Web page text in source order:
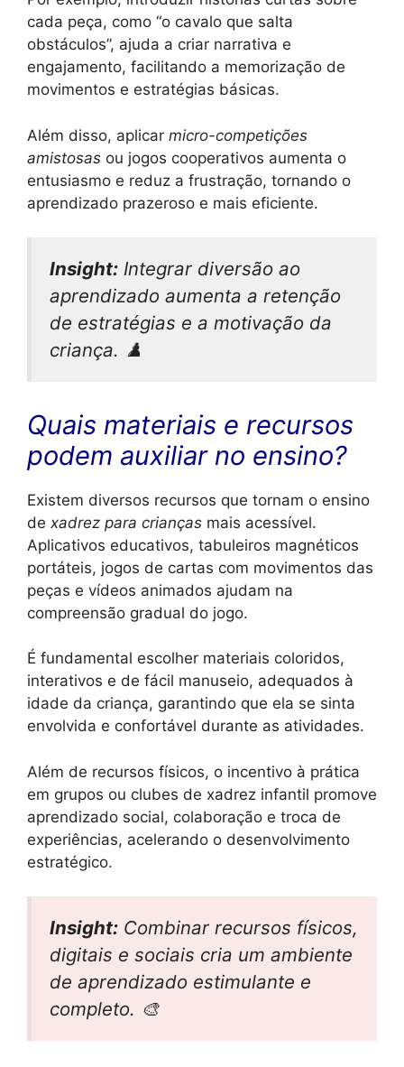
cada peça, como “o cavalo que salta
obstáculos”, ajuda a criar narrativa e
engajamento, facilitando a memorização de
movimentos e estratégias básicas.
Além disso, aplicar micro-competições
amistosas ou jogos cooperativos aumenta o
entusiasmo e reduz a frustração, tornando o
aprendizado prazeroso e mais eficiente.
Insight: Integrar diversão ao
aprendizado aumenta a retenção
de estratégias e a motivação da
criança. ♟️
Quais materiais e recursos
podem auxiliar no ensino?
Existem diversos recursos que tornam o ensino
de xadrez para crianças mais acessível.
Aplicativos educativos, tabuleiros magnéticos
portáteis, jogos de cartas com movimentos das
peças e vídeos animados ajudam na
compreensão gradual do jogo.
É fundamental escolher materiais coloridos,
interativos e de fácil manuseio, adequados à
idade da criança, garantindo que ela se sinta
envolvida e confortável durante as atividades.
Além de recursos físicos, o incentivo à prática
em grupos ou clubes de xadrez infantil promove
aprendizado social, colaboração e troca de
experiências, acelerando o desenvolvimento
estratégico.
Insight: Combinar recursos físicos,
digitais e sociais cria um ambiente
de aprendizado estimulante e
completo. 🎨